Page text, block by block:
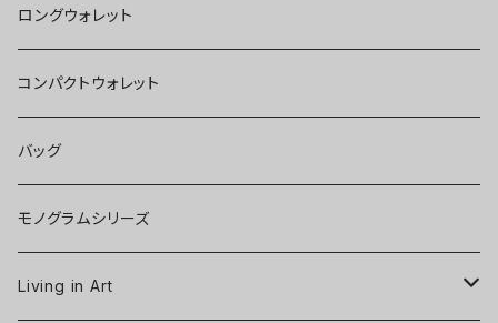
ロングウォレット
コンパクトウォレット
バッグ
モノグラムシリーズ
Living in Art